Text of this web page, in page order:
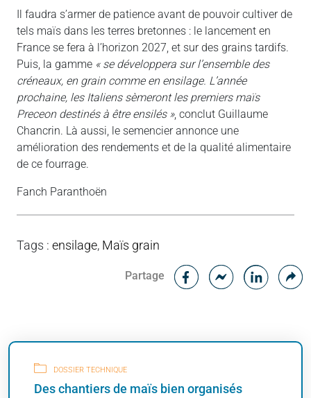
Il faudra s’armer de patience avant de pouvoir cultiver de
tels maïs dans les terres bretonnes : le lancement en
France se fera à l’horizon 2027, et sur des grains tardifs.
Puis, la gamme « se développera sur l’ensemble des
créneaux, en grain comme en ensilage. L’année
prochaine, les Italiens sèmeront les premiers maïs
Preceon destinés à être ensilés », conclut Guillaume
Chancrin. Là aussi, le semencier annonce une
amélioration des rendements et de la qualité alimentaire
de ce fourrage.
Fanch Paranthoën
Tags : ensilage, Maïs grain
Partage
Facebook
DOSSIER TECHNIQUE
Des chantiers de maïs bien organisés